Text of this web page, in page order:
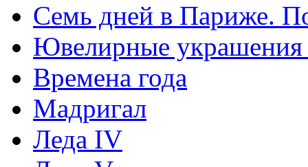
Семь дней в Париже.
Ювелирные украшения
Времена года
Мадригал
Леда IV